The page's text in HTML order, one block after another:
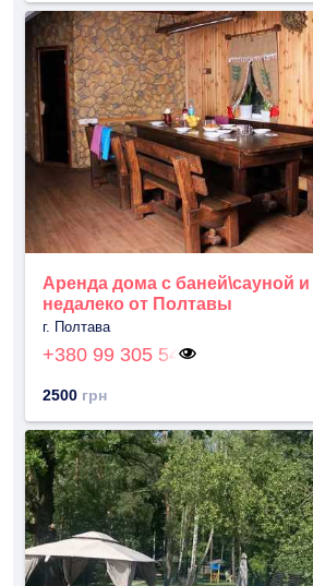
Аренда дома с баней\сауной
недалеко от Полтавы
г. Полтава
+380 99 305 54
2500 грн